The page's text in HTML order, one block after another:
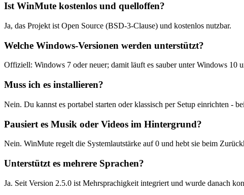
Ist WinMute kostenlos und quelloffen?
Ja, das Projekt ist Open Source (BSD-3-Clause) und kostenlos nutzbar.
Welche Windows-Versionen werden unterstützt?
Offiziell: Windows 7 oder neuer; damit läuft es sauber unter Windows 10
Muss ich es installieren?
Nein. Du kannst es portabel starten oder klassisch per Setup einrichten -
Pausiert es Musik oder Videos im Hintergrund?
Nein. WinMute regelt die Systemlautstärke auf 0 und hebt sie beim
Unterstützt es mehrere Sprachen?
Ja. Seit Version 2.5.0 ist Mehrsprachigkeit integriert und wurde danach